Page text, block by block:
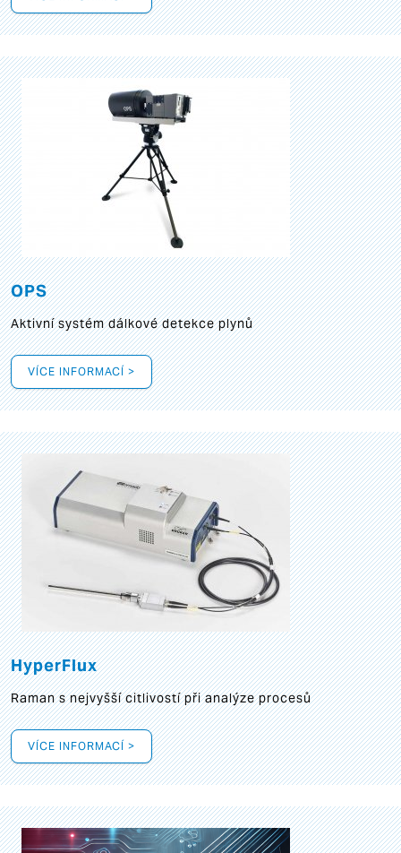
OPS
Aktivní systém dálkové detekce plynů
VÍCE INFORMACÍ >
HyperFlux
Raman s nejvyšší citlivostí při analýze procesů
VÍCE INFORMACÍ >